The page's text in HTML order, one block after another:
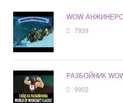
WOW
7939
РАЗБОЙНИК
9902